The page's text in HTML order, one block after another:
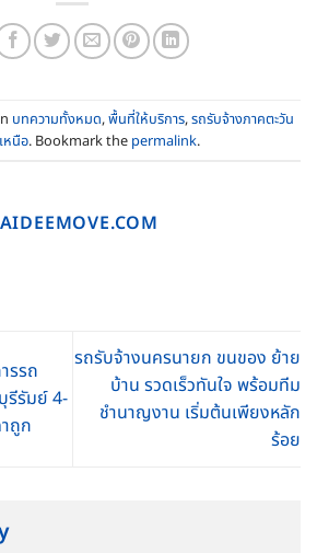
บทความทั้งหมด,พื้นที่ให้บริการ,รถรับจ้างภาคตะวัน
หนือ. Bookmark the permalink.
รรถ
รีรัมย์ 4-
ถูก
รถรับจ้างนครนายก ขนของ ย้าย
บ้าน รวดเร็วทันใจ พร้อมทีม
ชำนาญงาน เริ่มต้นเพียงหลัก
ร้อย